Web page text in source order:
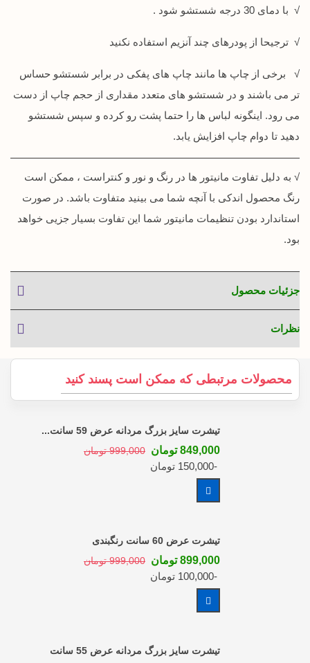
√ با دمای 30 درجه شستشو شود .
√ ترجیحا از پودرهای چند آنزیم استفاده نکنید
√ برخی از چاپ ها مانند چاپ های پفکی در برابر شستشو حساس
تر می باشند و در شستشو های متعدد مقداری از حجم چاپ از دست
می رود. اینگونه لباس ها را حتما پشت رو کرده و سپس شستشو
دهید تا دوام چاپ افزایش یابد.
√ به دلیل تفاوت مانیتور ها در رنگ و نور و کنتراست ، ممکن است
رنگ محصول اندکی با آنچه شما می بینید متفاوت باشد. در صورت
استاندارد بودن تنظیمات مانیتور شما این تفاوت بسیار جزیی خواهد
بود.
جزئیات محصول
نظرات
محصولات مرتبطی که ممکن است پسند کنید
تیشرت سایز بزرگ مردانه عرض 59 سانت...
849,000 تومان 999,000 تومان
-150,000 تومان
تیشرت عرض 60 سانت رنگبندی
899,000 تومان 999,000 تومان
-100,000 تومان
تیشرت سایز بزرگ مردانه عرض 55 سانت